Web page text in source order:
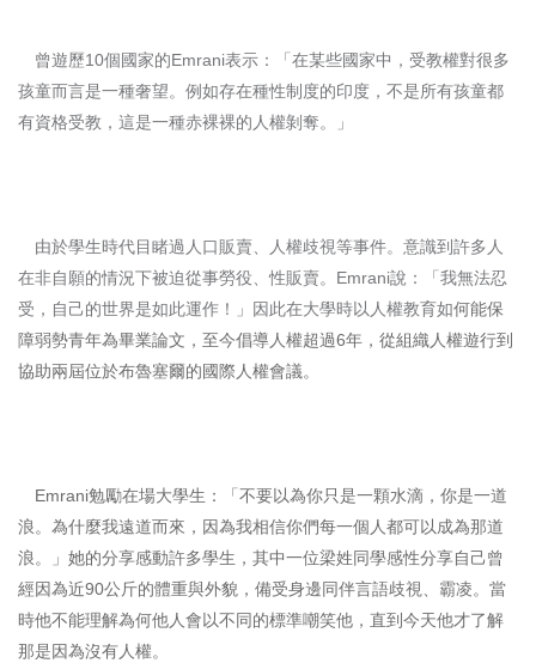
曾遊歷10個國家的Emrani表示：「在某些國家中，受教權對很多
孩童而言是一種奢望。例如存在種性制度的印度，不是所有孩童都
有資格受教，這是一種赤裸裸的人權剝奪。」
由於學生時代目睹過人口販賣、人權歧視等事件。意識到許多人
在非自願的情況下被迫從事勞役、性販賣。Emrani說：「我無法忍
受，自己的世界是如此運作！」因此在大學時以人權教育如何能保
障弱勢青年為畢業論文，至今倡導人權超過6年，從組織人權遊行到
協助兩屆位於布魯塞爾的國際人權會議。
Emrani勉勵在場大學生：「不要以為你只是一顆水滴，你是一道
浪。為什麼我遠道而來，因為我相信你們每一個人都可以成為那道
浪。」她的分享感動許多學生，其中一位梁姓同學感性分享自己曾
經因為近90公斤的體重與外貌，備受身邊同伴言語歧視、霸凌。當
時他不能理解為何他人會以不同的標準嘲笑他，直到今天他才了解
那是因為沒有人權。